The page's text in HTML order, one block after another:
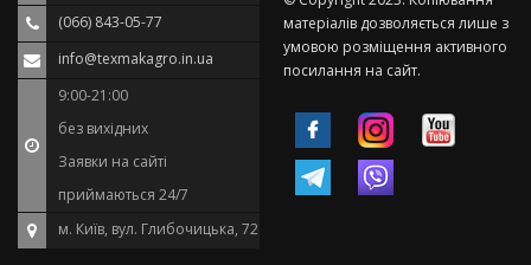
(066) 843-05-77
info@texmakagro.in.ua
9:00-21:00
без вихідних
Заявки на сайті
приймаються 24/7
м. Київ, вул. Глибочицька, 72
матеріалів дозволяється лише з
умовою розміщення активного
посилання на сайт.